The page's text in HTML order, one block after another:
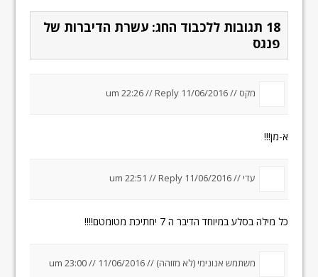
18 תגובות ללכבוד החג: עשרת הדיברות של
פנגס
מקס //11/06/2016 um 22:26
//Reply
א-מן!!!
עדי //11/06/2016 um 22:51
//Reply
כל מילה בסלע במיוחד הדיבר ה 7 יחתיכת מטומטם!!!!
משתמש אנונימי (לא מזוהה) //11/06/2016 um 23:00
//